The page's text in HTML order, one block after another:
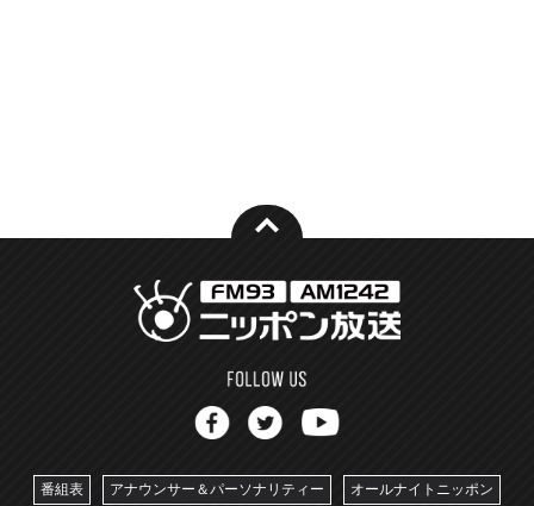
番組表 アナウンサー＆パーソナリティー オールナイトニッポン